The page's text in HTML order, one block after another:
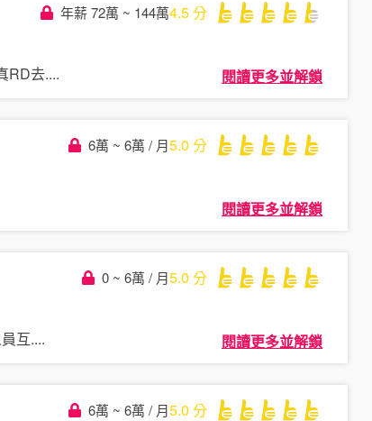
年薪 72萬 ~ 144萬4.5分
RD去.... 閱讀更多並解鎖
6萬 ~ 6萬 / 月5.0 分
閱讀更多並解鎖
0 ~ 6萬 / 月5.0 分
互.... 閱讀更多並解鎖
6萬 ~ 6萬 / 月5.0 分